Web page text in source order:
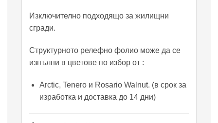
Изключително подходящо за жилищни
сгради.
Структурното релефно фолио може да се
изпълни в цветове по избор от :
Arctic, Tenero и Rosario Walnut. (в срок за
изработка и доставка до 14 дни)